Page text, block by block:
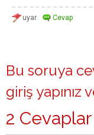
Bu soruya
giriş yapınız
2 Cevaplar